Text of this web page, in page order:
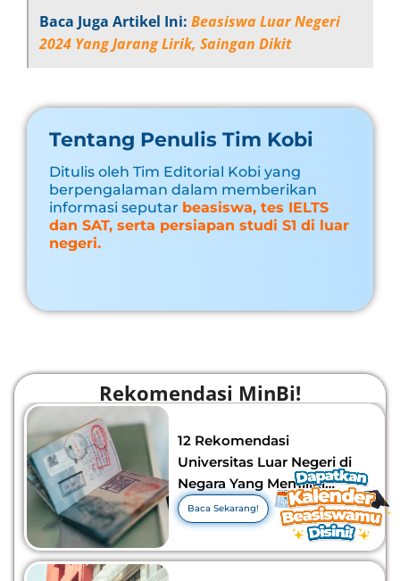
Baca Juga Artikel Ini: Beasiswa Luar Negeri
2024 Yang Jarang Lirik, Saingan Dikit
Tentang Penulis Tim Kobi
Ditulis oleh Tim Editorial Kobi yang
berpengalaman dalam memberikan
informasi seputar beasiswa, tes IELTS
dan SAT, serta persiapan studi S1 di luar
negeri.
Rekomendasi MinBi!
12 Rekomendasi
Universitas Luar Negeri di
Negara Yang Memiliki
Visa Murah di 2026-2027!
Baca Sekarang!